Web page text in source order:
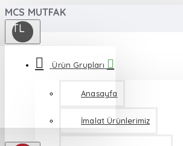
MCS MUTFAK
TL
Ürün Grupları
Anasayfa
İmalat Ürünlerimiz